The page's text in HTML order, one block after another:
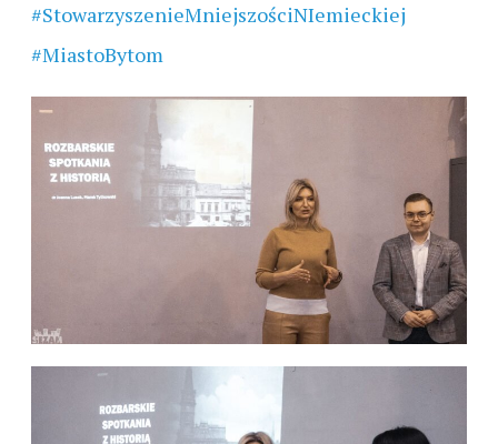
#StowarzyszenieMniejszościNIemieckiej
#MiastoBytom